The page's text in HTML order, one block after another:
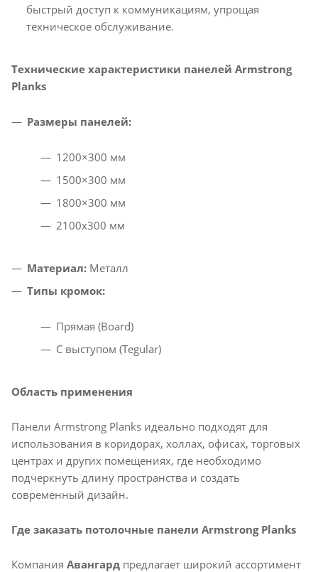
быстрый доступ к коммуникациям, упрощая
техническое обслуживание.​
Технические характеристики панелей Armstrong
Planks
Размеры панелей:
1200×300 мм​
1500×300 мм​
1800×300 мм​
2100x300 мм​
Материал: Металл​
Типы кромок:
Прямая (Board)​
С выступом (Tegular)​
Область применения
Панели Armstrong Planks идеально подходят для
использования в коридорах, холлах, офисах, торговых
центрах и других помещениях, где необходимо
подчеркнуть длину пространства и создать
современный дизайн.​
Где заказать потолочные панели Armstrong Planks
Компания Авангард предлагает широкий ассортимент